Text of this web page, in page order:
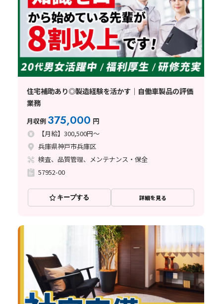
住宅補助あり◎製造経験を活かす｜自働車製品の評価
業務
月収例 375,000 円
【月給】300,500円～
兵庫県神戸市兵庫区
検査、品質管理、メンテナンス・保全
57952-00
キープする 詳細を見る